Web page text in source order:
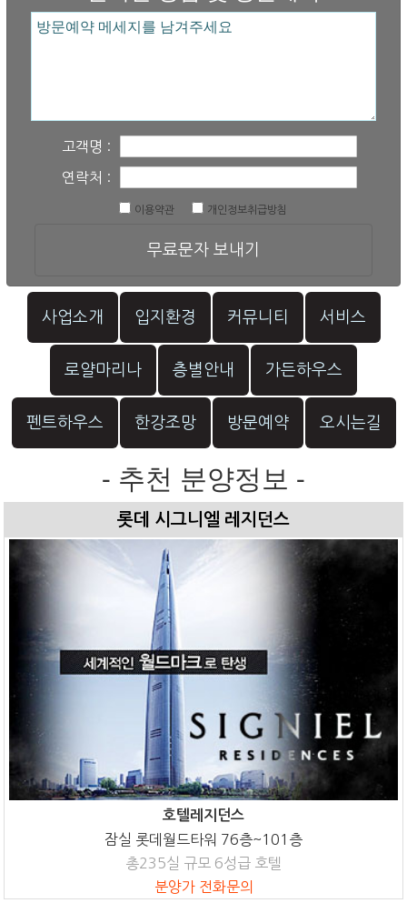
고객명 :
연락처 :
이용약관 개인정보취급방침
무료문자 보내기
사업소개 입지환경 커뮤니티 서비스
로얄마리나 층별안내 가든하우스
펜트하우스 한강조망 방문예약 오시는길
- 추천 분양정보 -
롯데 시그니엘 레지던스
호텔레지던스
잠실 롯데월드타워 76층~101층
총235실 규모 6성급 호텔
분양가 전화문의